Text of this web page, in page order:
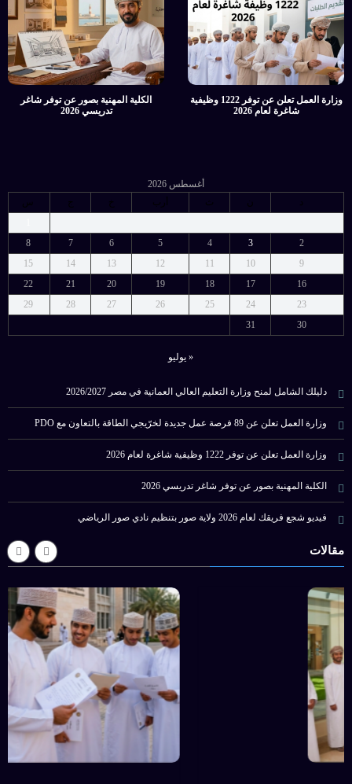
وزارة العمل تعلن عن توفر 1222 وظيفية
شاغرة لعام 2026
الكلية المهنية بصور عن توفر شاغر
تدريسي 2026
أغسطس 2026
د
ن ث أرب خ ج
س
2
3
4
5
6
7
8
9
10
11
12
13
14
15
16
17
18
19
20
21
22
23
24
25
26
27
28
29
30
31
« يوليو
دليلك الشامل لمنح وزارة التعليم العالي العمانية في مصر 2026/2027
وزارة العمل تعلن عن 89 فرصة عمل جديدة لخرّيجي الطاقة بالتعاون مع PDO
وزارة العمل تعلن عن توفر 1222 وظيفية شاغرة لعام 2026
الكلية المهنية بصور عن توفر شاغر تدريسي 2026
فيديو شجع فريقك لعام 2026 ولاية صور بتنظيم نادي صور الرياضي
مقالات